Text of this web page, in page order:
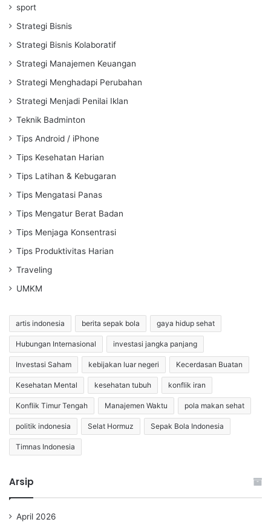
sport
Strategi Bisnis
Strategi Bisnis Kolaboratif
Strategi Manajemen Keuangan
Strategi Menghadapi Perubahan
Strategi Menjadi Penilai Iklan
Teknik Badminton
Tips Android / iPhone
Tips Kesehatan Harian
Tips Latihan & Kebugaran
Tips Mengatasi Panas
Tips Mengatur Berat Badan
Tips Menjaga Konsentrasi
Tips Produktivitas Harian
Traveling
UMKM
artis indonesia berita sepak bola gaya hidup sehat
Hubungan Internasional investasi jangka panjang
Investasi Saham kebijakan luar negeri Kecerdasan Buatan
Kesehatan Mental kesehatan tubuh konflik iran
Konflik Timur Tengah Manajemen Waktu pola makan sehat
politik indonesia Selat Hormuz Sepak Bola Indonesia
Timnas Indonesia
Arsip
April 2026